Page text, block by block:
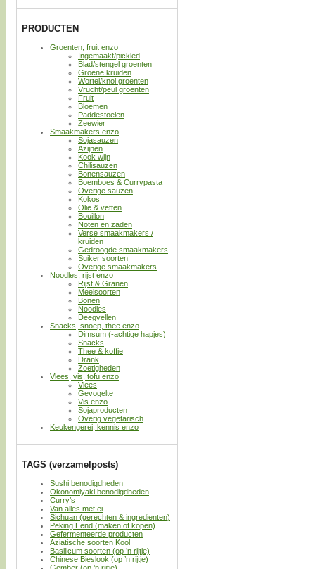
PRODUCTEN
Groenten, fruit enzo
Ingemaakt/pickled
Blad/stengel groenten
Groene kruiden
Wortel/knol groenten
Vrucht/peul groenten
Fruit
Bloemen
Paddestoelen
Zeewier
Smaakmakers enzo
Sojasauzen
Azijnen
Kook wijn
Chilisauzen
Bonensauzen
Boemboes & Currypasta
Overige sauzen
Kokos
Olie & vetten
Bouillon
Noten en zaden
Verse smaakmakers /
kruiden
Gedroogde smaakmakers
Suiker soorten
Overige smaakmakers
Noodles, rijst enzo
Rijst & Granen
Meelsoorten
Bonen
Noodles
Deegvellen
Snacks, snoep, thee enzo
Dimsum (-achtige hapjes)
Snacks
Thee & koffie
Drank
Zoetigheden
Vlees, vis, tofu enzo
Vlees
Gevogelte
Vis enzo
Sojaproducten
Overig vegetarisch
Keukengerei, kennis enzo
TAGS (verzamelposts)
Sushi benodigdheden
Okonomiyaki benodigdheden
Curry’s
Van alles met ei
Sichuan (gerechten & ingredienten)
Peking Eend (maken of kopen)
Gefermenteerde producten
Aziatische soorten Kool
Basilicum soorten (op ’n rijtje)
Chinese Bieslook (op ’n rijtje)